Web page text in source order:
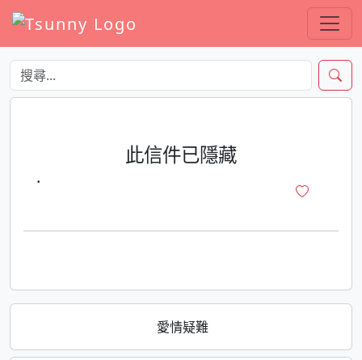
愛情疑難
此信件已隱藏
·